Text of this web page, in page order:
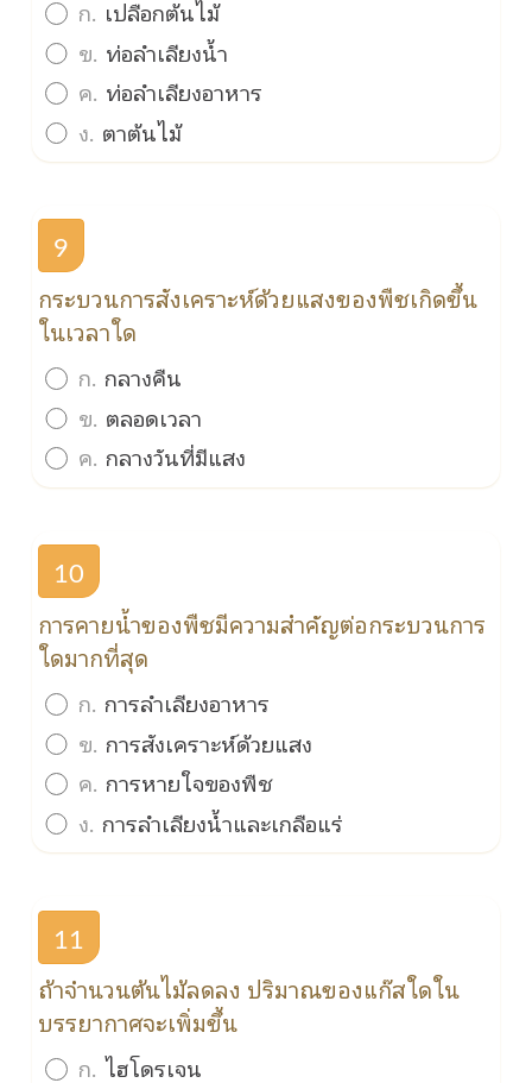
ก. เปลือกต้นไม้
ข. ท่อลำเลียงน้ำ
ค. ท่อลำเลียงอาหาร
ง. ตาต้นไม้
9
กระบวนการสังเคราะห์ด้วยแสงของพืชเกิดขึ้น
ในเวลาใด
ก. กลางคืน
ข. ตลอดเวลา
ค. กลางวันที่มีแสง
10
การคายน้ำของพืชมีความสำคัญต่อกระบวนการ
ใดมากที่สุด
ก. การลำเลียงอาหาร
ข. การสังเคราะห์ด้วยแสง
ค. การหายใจของพืช
ง. การลำเลียงน้ำและเกลือแร่
11
ถ้าจำนวนต้นไม้ลดลง ปริมาณของแก๊สใดใน
บรรยากาศจะเพิ่มขึ้น
ก. ไฮโดรเจน